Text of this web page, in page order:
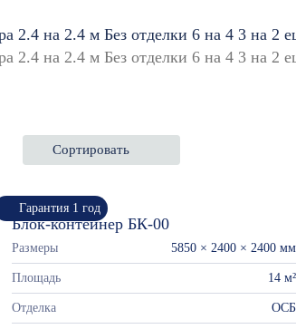
2.4 на 2.4 м Без отделки 6 на 4 3 на 2
Сортировать
Гарантия 1 год
Блок-контейнер БК-00
Размеры 5850 × 2400 × 2400 мм
Площадь 14 м²
Отделка ОСБ